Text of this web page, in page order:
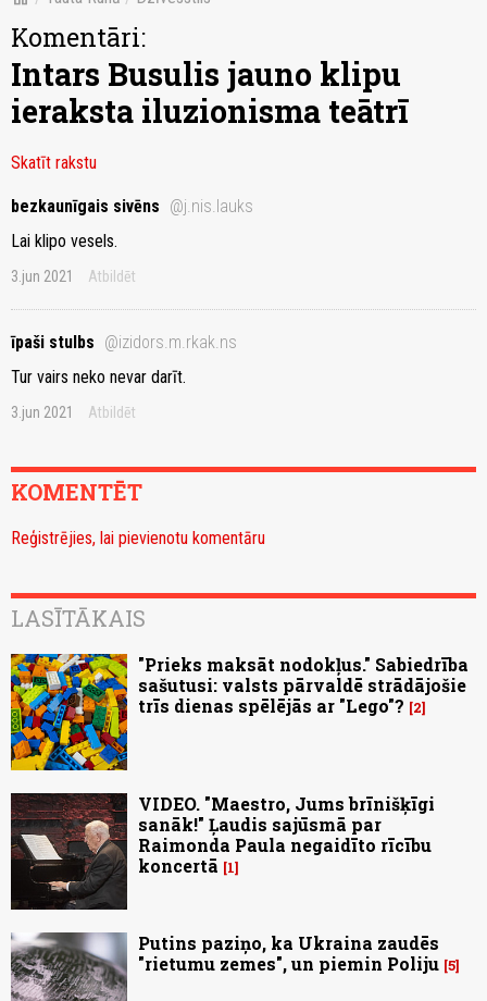
Komentāri:
Intars Busulis jauno klipu
ieraksta iluzionisma teātrī
Skatīt rakstu
bezkaunīgais sivēns @j.nis.lauks
Lai klipo vesels.
3.jun 2021 Atbildēt
īpaši stulbs @izidors.m.rkak.ns
Tur vairs neko nevar darīt.
3.jun 2021 Atbildēt
KOMENTĒT
Reģistrējies, lai pievienotu komentāru
LASĪTĀKAIS
"Prieks maksāt nodokļus." Sabiedrība
sašutusi: valsts pārvaldē strādājošie
trīs dienas spēlējās ar "Lego"?
2
VIDEO. "Maestro, Jums brīnišķīgi
sanāk!" Ļaudis sajūsmā par
Raimonda Paula negaidīto rīcību
koncertā
1
Putins paziņo, ka Ukraina zaudēs
"rietumu zemes", un piemin Poliju 5